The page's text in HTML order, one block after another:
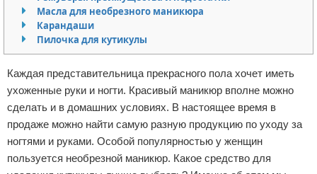
Финансы
Отказ от ответственности
Масла для необрезного маникюра
Карандаши
Пилочка для кутикулы
Каждая представительница прекрасного пола хочет иметь
ухоженные руки и ногти. Красивый маникюр вполне можно
сделать и в домашних условиях. В настоящее время в
продаже можно найти самую разную продукцию по уходу за
ногтями и руками. Особой популярностью у женщин
пользуется необрезной маникюр. Какое средство для